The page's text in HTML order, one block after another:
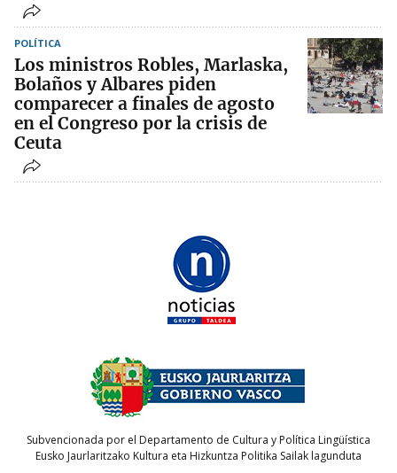
POLÍTICA
Los ministros Robles, Marlaska,
Bolaños y Albares piden
comparecer a finales de agosto
en el Congreso por la crisis de
Ceuta
Subvencionada por el Departamento de Cultura y Política Lingüística
Eusko Jaurlaritzako Kultura eta Hizkuntza Politika Sailak lagunduta